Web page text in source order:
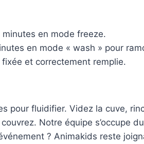
minutes en mode freeze.
en mode « wash » pour
et correctement remplie.
pour fluidifier. Videz la cuve,
Notre équipe s’occupe
? Animakids reste